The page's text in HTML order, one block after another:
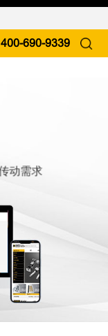
400-690-9339
动需求